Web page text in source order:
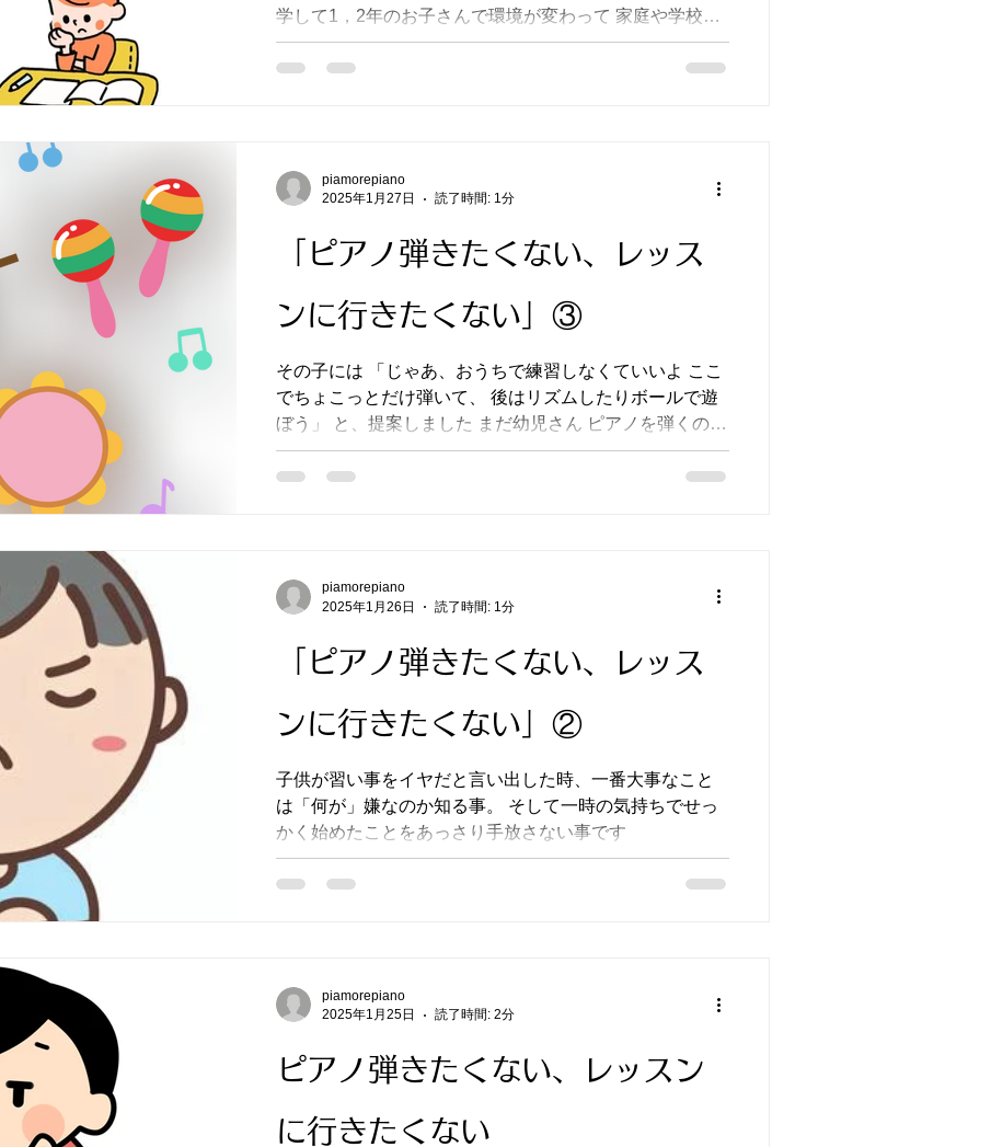
学して1，2年のお子さんで環境が変わって 家庭や学校で
やらないといけない事が増え 本人も何となく 「ちゃんと
「ピアノ弾きたくない、レッス
ンに行きたくない」③
その子には 「じゃあ、おうちで練習しなくていいよ ここ
でちょこっとだけ弾いて、 後はリズムしたりボールで遊
ぼう」 と、提案しました まだ幼児さん ピアノを弾くのは
もっと先でも構いません この日は大好きなリズムで遊ぼ
う！ あと、普段できないあれやこれや・・・と考えてい
piamorepiano
2025年1月27日
読了時間: 1分
「ピアノ弾きたくない、レッス
ンに行きたくない」②
子供が習い事をイヤだと言い出した時、一番大事なこと
は「何が」嫌なのか知る事。 そして一時の気持ちでせっ
かく始めたことをあっさり手放さない事です
piamorepiano
2025年1月26日
読了時間: 1分
ピアノ弾きたくない、レッスン
に行きたくない
piamorepiano
2025年1月25日
読了時間: 2分